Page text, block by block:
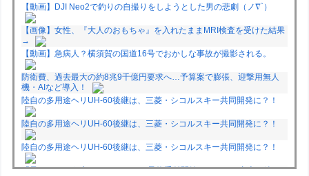
【動画】DJI Neo2で釣りの自撮りをしようとした男の悲劇（ノ∇`）
【画像】女性、『大人のおもちゃ』を入れたままMRI検査を受けた結果
→
【動画】急病人？横須賀の国道16号でおかしな事故が撮影される。
防衛費、過去最大の約8兆9千億円要求へ…予算案で膨張、迎撃用無人
機・AIなど導入！
陸自の多用途ヘリUH-60後継は、三菱・シコルスキー共同開発に？！
陸自の多用途ヘリUH-60後継は、三菱・シコルスキー共同開発に？！
陸自の多用途ヘリUH-60後継は、三菱・シコルスキー共同開発に？！
「君たちはどう生きるか」Blu-ray予約受付開始！アフレコ台本や絵コ